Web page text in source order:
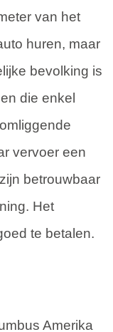
van het
huren, maar
bevolking is
die enkel
vervoer een
betrouwbaar
Het
te betalen.
Amerika